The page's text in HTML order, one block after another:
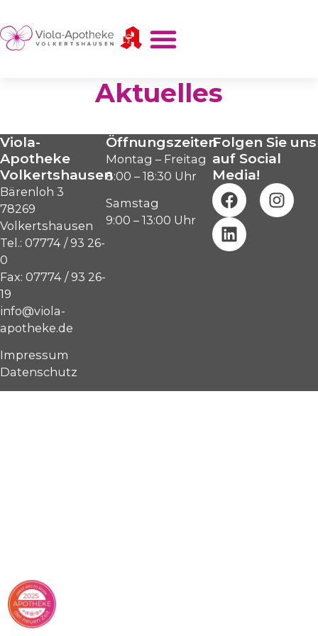
Aktuelles
Viola-
Apotheke
Volkertshausen
Bärenloh 3
78269
Volkertshausen
Tel.: 07774 / 93 26-
0
Fax: 07774 / 93 26-
19
info@viola-
apotheke.de
Impressum
Datenschutz
Öffnungszeiten
Montag – Freitag
8:00 – 18:30 Uhr
Samstag
9:00 – 13:00 Uhr
Folgen Sie uns
auf Social
Media!